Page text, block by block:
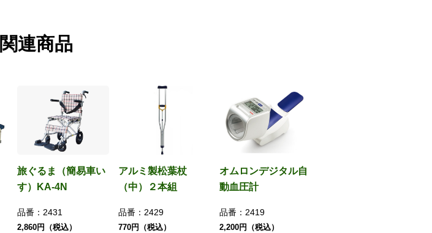
関連商品
旅ぐるま（簡易車い
す）KA-4N
品番： 2431
2,860円（税込）
アルミ製松葉杖
（中）２本組
品番： 2429
770円（税込）
オムロンデジタル自
動血圧計
品番： 2419
2,200円（税込）